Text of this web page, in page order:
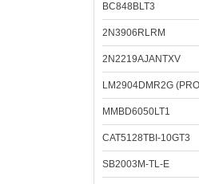
BC848BLT3
2N3906RLRM
2N2219AJANTXV
LM2904DMR2G
MMBD6050LT1
CAT5128TBI-10GT3
SB2003M-TL-E